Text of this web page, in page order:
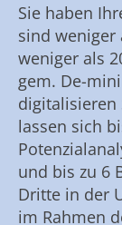
Sie haben
sind weniger
weniger als
gem. De-
digitalisieren
lassen sich
und bis zu 6
Dritte in der
im Rahmen